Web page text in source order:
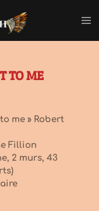
TO ME
me » Robert
Fillion
2 murs, 43